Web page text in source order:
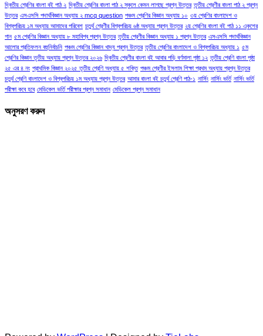
দ্বিতীয় শ্রেণির বাংলা বই পাঠ ২ দ্বিতীয় শ্রেণির বাংলা পাঠ ২ স্কুলে কেমন লাগছে প্রশ্ন উত্তর তৃতীয় শ্রেণীর বাংলা পাঠ ২ প্রশ্ন
উত্তর এসএসসি পদার্থবিজ্ঞান অধ্যায় ২ mcq question পঞ্চম শ্রেণির বিজ্ঞান অধ্যায় ১০ ৩য় শ্রেণির বাংলাদেশ ও
বিশ্বপরিচয় ১ম অধ্যায় আমাদের পরিবেশ চতুর্থ শ্রেণীর বিশ্বপরিচয় ৬ষ্ঠ অধ্যায় প্রশ্ন উত্তর ২য় শ্রেণির বাংলা বই পাঠ ১১ একুশের
গান ৫ম শ্রেণির বিজ্ঞান অধ্যায় ৮ মহাবিশ্ব প্রশ্ন উত্তর তৃতীয় শ্রেণীর বিজ্ঞান অধ্যায় ১ প্রশ্ন উত্তর এসএসসি পদার্থবিজ্ঞান
আলোর প্রতিফলন বহুনির্বাচনি পঞ্চম শ্রেণির বিজ্ঞান খাদ্য প্রশ্ন উত্তর তৃতীয় শ্রেণির বাংলাদেশ ও বিশ্বপরিচয় অধ্যায় ১ ৫ম
শ্রেণির বিজ্ঞান তৃতীয় অধ্যায় প্রশ্ন উত্তর ২০২৬ দ্বিতীয় শ্রেণীর বাংলা বই আবার পড়ি বর্ণমালা পৃষ্ঠা ১২ তৃতীয় শ্রেণি বাংলা পৃষ্ঠা
২৫ এর ৪ নং প্রাথমিক বিজ্ঞান ২০২৫ তৃতীয় শ্রেণি অধ্যায় ৫ শক্তি পঞ্চম শ্রেণীর ইসলাম শিক্ষা প্রথম অধ্যায় প্রশ্ন উত্তর
চতুর্থ শ্রেণি বাংলাদেশ ও বিশ্বপরিচয় ১ম অধ্যায় প্রশ্ন উত্তর আমার বাংলা বই চতুর্থ শ্রেণি পাঠ-১ নার্সিং নার্সিং ভর্তি নার্সিং ভর্তি
পরীক্ষা কবে হবে মেডিকেল ভর্তি পরীক্ষার প্রশ্ন সমাধান মেডিকেল প্রশ্ন সমাধান
অনুসরণ করুন